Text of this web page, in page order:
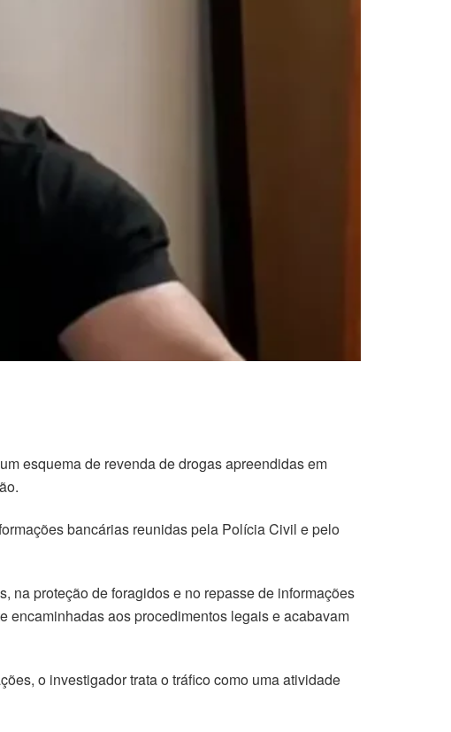
esquema de revenda de drogas apreendidas em
bancárias reunidas pela Polícia Civil e pelo
na proteção de foragidos e no repasse de informações
encaminhadas aos procedimentos legais e acabavam
o investigador trata o tráfico como uma atividade